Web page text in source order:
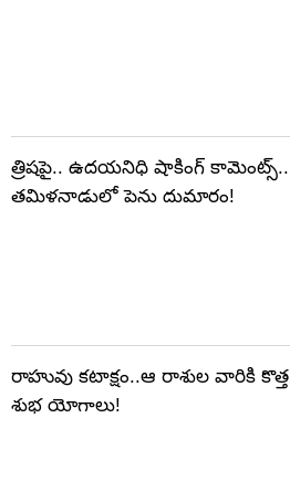
త్రిషపై.. ఉదయనిధి షాకింగ్‌ కామెంట్స్‌..
తమిళనాడులో పెను దుమారం!
రాహువు కటాక్షం..ఆ రాశుల వారికి కొత్త
శుభ యోగాలు!